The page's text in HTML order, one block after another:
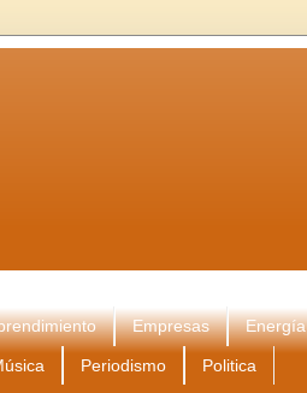
Empresas Energía
Periodismo Politica